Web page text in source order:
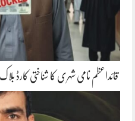
قائداعظم نامی شہری کا شناختی کارڈ